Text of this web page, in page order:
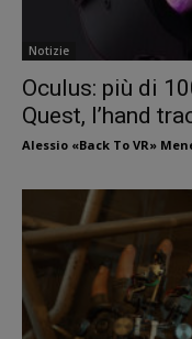
Notizie
Oculus: più di
Quest, l’hand
Alessio «Back To VR»